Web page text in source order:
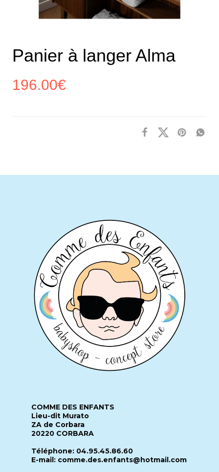
Panier à langer Alma
196.00€
COMME DES ENFANTS
Lieu-dit Murato
ZA de Corbara
20220 CORBARA
Téléphone: 04.95.45.86.60
E-mail: comme.des.enfants@hotmail.com